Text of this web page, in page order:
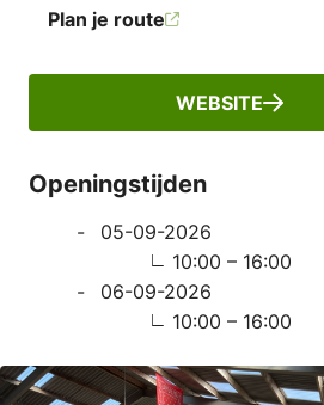
Plan je route
WEBSITE
Openingstijden
05-09-2026
10:00 – 16:00
06-09-2026
10:00 – 16:00